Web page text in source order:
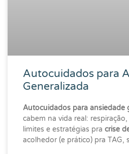
Autocuidados para
Generalizada
Autocuidados para ansiedade
cabem na vida real:
limites e estratégias pra crise
acolhedor (e prático) pra TAG,